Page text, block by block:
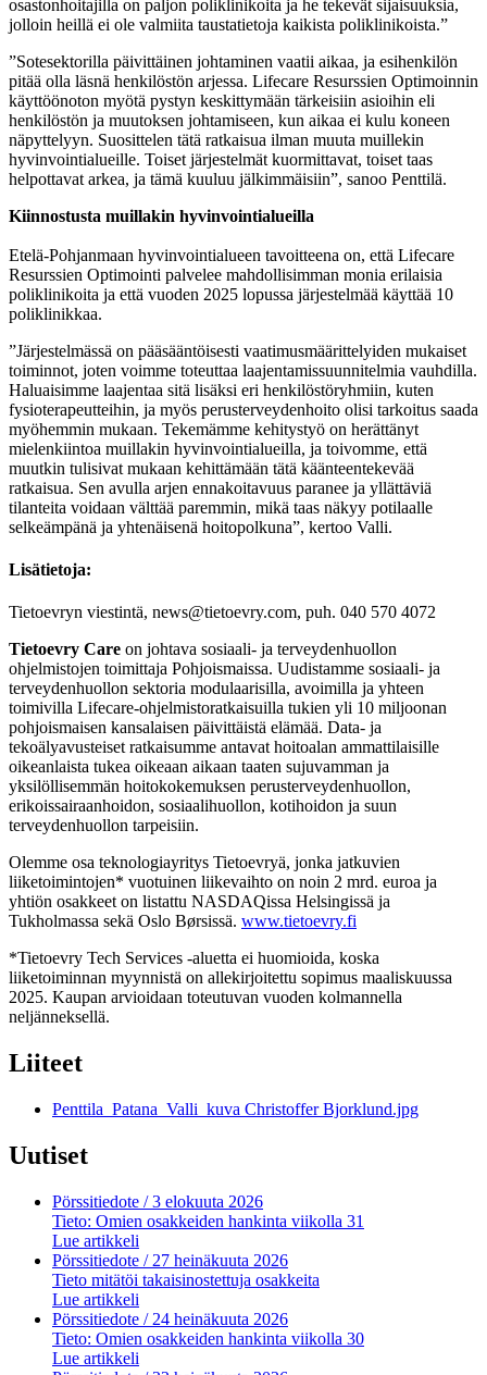
osastonhoitajilla on paljon poliklinikoita ja he tekevät sijaisuuksia,
jolloin heillä ei ole valmiita taustatietoja kaikista poliklinikoista.”
”Sotesektorilla päivittäinen johtaminen vaatii aikaa, ja esihenkilön
pitää olla läsnä henkilöstön arjessa. Lifecare Resurssien Optimoinnin
käyttöönoton myötä pystyn keskittymään tärkeisiin asioihin eli
henkilöstön ja muutoksen johtamiseen, kun aikaa ei kulu koneen
näpyttelyyn. Suosittelen tätä ratkaisua ilman muuta muillekin
hyvinvointialueille. Toiset järjestelmät kuormittavat, toiset taas
helpottavat arkea, ja tämä kuuluu jälkimmäisiin”, sanoo Penttilä.
Kiinnostusta muillakin hyvinvointialueilla
Etelä-Pohjanmaan hyvinvointialueen tavoitteena on, että Lifecare
Resurssien Optimointi palvelee mahdollisimman monia erilaisia
poliklinikoita ja että vuoden 2025 lopussa järjestelmää käyttää 10
poliklinikkaa.
”Järjestelmässä on pääsääntöisesti vaatimusmäärittelyiden mukaiset
toiminnot, joten voimme toteuttaa laajentamissuunnitelmia vauhdilla.
Haluaisimme laajentaa sitä lisäksi eri henkilöstöryhmiin, kuten
fysioterapeutteihin, ja myös perusterveydenhoito olisi tarkoitus saada
myöhemmin mukaan. Tekemämme kehitystyö on herättänyt
mielenkiintoa muillakin hyvinvointialueilla, ja toivomme, että
muutkin tulisivat mukaan kehittämään tätä käänteentekevää
ratkaisua. Sen avulla arjen ennakoitavuus paranee ja yllättäviä
tilanteita voidaan välttää paremmin, mikä taas näkyy potilaalle
selkeämpänä ja yhtenäisenä hoitopolkuna”, kertoo Valli.
Lisätietoja:
Tietoevryn viestintä, news@tietoevry.com, puh. 040 570 4072
Tietoevry Care on johtava sosiaali- ja terveydenhuollon
ohjelmistojen toimittaja Pohjoismaissa. Uudistamme sosiaali- ja
terveydenhuollon sektoria modulaarisilla, avoimilla ja yhteen
toimivilla Lifecare-ohjelmistoratkaisuilla tukien yli 10 miljoonan
pohjoismaisen kansalaisen päivittäistä elämää. Data- ja
tekoälyavusteiset ratkaisumme antavat hoitoalan ammattilaisille
oikeanlaista tukea oikeaan aikaan taaten sujuvamman ja
yksilöllisemmän hoitokokemuksen perusterveydenhuollon,
erikoissairaanhoidon, sosiaalihuollon, kotihoidon ja suun
terveydenhuollon tarpeisiin.
Olemme osa teknologiayritys Tietoevryä, jonka jatkuvien
liiketoimintojen* vuotuinen liikevaihto on noin 2 mrd. euroa ja
yhtiön osakkeet on listattu NASDAQissa Helsingissä ja
Tukholmassa sekä Oslo Børsissä. www.tietoevry.fi
*Tietoevry Tech Services -aluetta ei huomioida, koska
liiketoiminnan myynnistä on allekirjoitettu sopimus maaliskuussa
2025. Kaupan arvioidaan toteutuvan vuoden kolmannella
neljänneksellä.
Liiteet
Penttila_Patana_Valli_kuva Christoffer Bjorklund.jpg
Uutiset
Pörssitiedote / 3 elokuuta 2026
Tieto: Omien osakkeiden hankinta viikolla 31
Lue artikkeli
Pörssitiedote / 27 heinäkuuta 2026
Tieto mitätöi takaisinostettuja osakkeita
Lue artikkeli
Pörssitiedote / 24 heinäkuuta 2026
Tieto: Omien osakkeiden hankinta viikolla 30
Lue artikkeli